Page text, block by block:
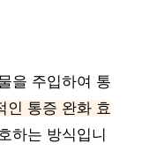
을 주입하여 통
인 통증 완화 효
하는 방식입니